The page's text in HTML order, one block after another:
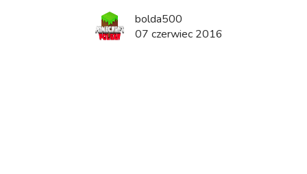
bolda500
07 czerwiec 2016